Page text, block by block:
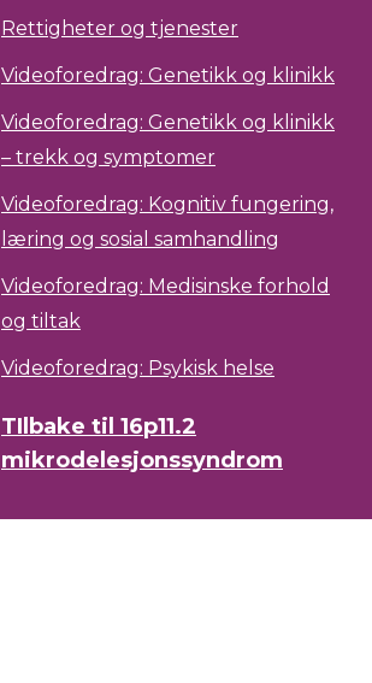
Rettigheter og tjenester
Videoforedrag: Genetikk og klinikk
Videoforedrag: Genetikk og klinikk
– trekk og symptomer
Videoforedrag: Kognitiv fungering,
læring og sosial samhandling
Videoforedrag: Medisinske forhold
og tiltak
Videoforedrag: Psykisk helse
TIlbake til 16p11.2
mikrodelesjonssyndrom